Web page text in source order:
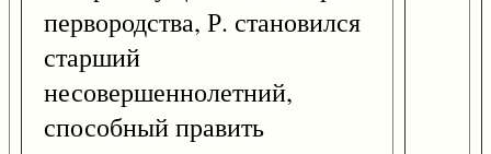
первородства, Р. становился
старший
несовершеннолетний,
способный править